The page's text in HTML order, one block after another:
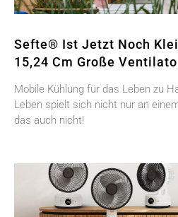
Sefte® Ist Jetzt Noch
15,24 Cm Große
Mobile Kühlung für das Leben zu
Leben spielt sich nicht nur an
das auch nicht!